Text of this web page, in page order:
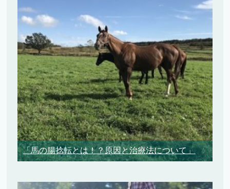
「馬の腸捻転とは！？原因と治療法について」